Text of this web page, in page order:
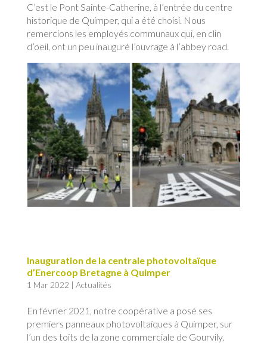
C’est le Pont Sainte-Catherine, à l’entrée du centre
historique de Quimper, qui a été choisi. Nous
remercions les employés communaux qui, en clin
d’oeil, ont un peu inauguré l’ouvrage à l’abbey road.
Inauguration de la centrale photovoltaïque
d’Enercoop Bretagne à Quimper
1 Mar 2022 | Actualités
En février 2021, notre coopérative a posé ses
premiers panneaux photovoltaïques à Quimper, sur
l’un des toits de la zone commerciale de Gourvily.